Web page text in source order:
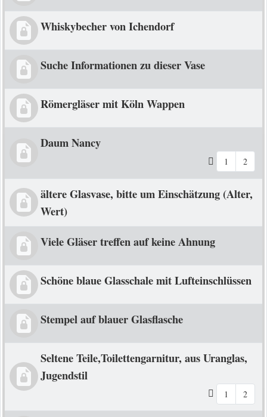
Whiskybecher von Ichendorf
Suche Informationen zu dieser Vase
Römergläser mit Köln Wappen
Daum Nancy
1 2
ältere Glasvase, bitte um Einschätzung (Alter,
Wert)
Viele Gläser treffen auf keine Ahnung
Schöne blaue Glasschale mit Lufteinschlüssen
Stempel auf blauer Glasflasche
Seltene Teile,Toilettengarnitur, aus Uranglas,
Jugendstil
1 2